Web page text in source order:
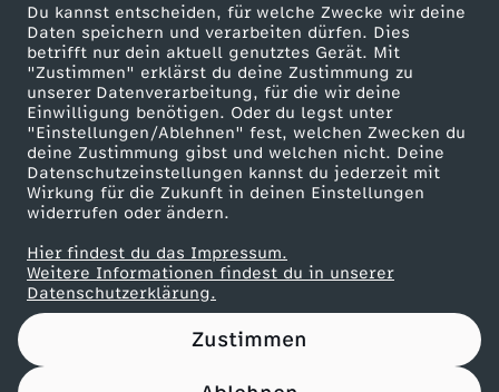
Du kannst entscheiden, für welche Zwecke wir deine
Daten speichern und verarbeiten dürfen. Dies
betrifft nur dein aktuell genutztes Gerät. Mit
"Zustimmen" erklärst du deine Zustimmung zu
unserer Datenverarbeitung, für die wir deine
Einwilligung benötigen. Oder du legst unter
"Einstellungen/Ablehnen" fest, welchen Zwecken du
deine Zustimmung gibst und welchen nicht. Deine
Datenschutzeinstellungen kannst du jederzeit mit
Wirkung für die Zukunft in deinen Einstellungen
widerrufen oder ändern.
Hier findest du das Impressum.
Weitere Informationen findest du in unserer
Datenschutzerklärung.
Zustimmen
l
k
o
h
o
l
ZDF goes Schule
Werbefernsehen
Mainzelmännchen
Partner